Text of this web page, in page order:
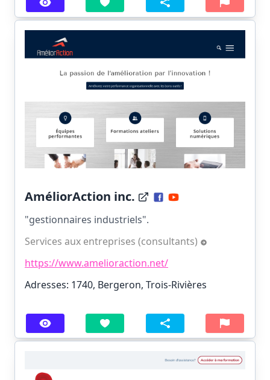
AméliorAction inc.
"gestionnaires industriels".
Services aux entreprises (consultants)
https://www.amelioraction.net/
Adresses: 1740, Bergeron, Trois-Rivières